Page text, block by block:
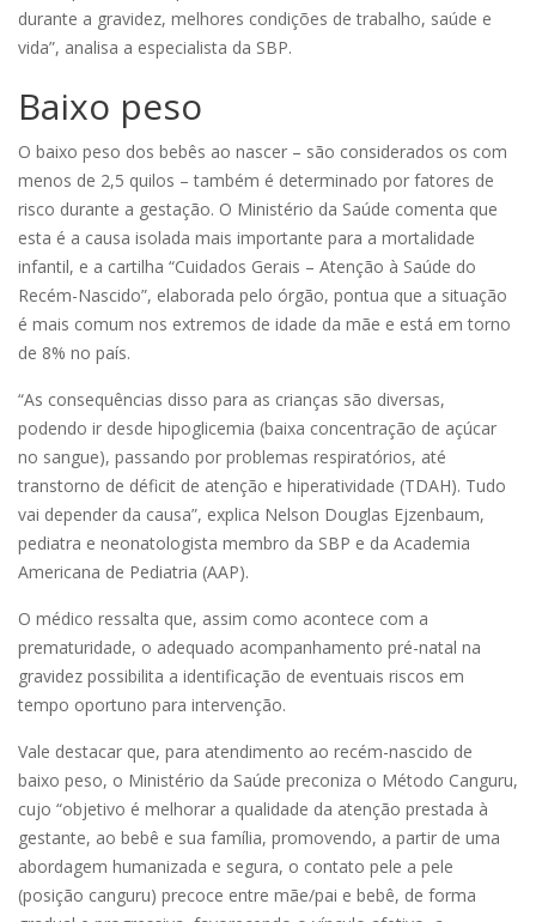
durante a gravidez, melhores condições de trabalho, saúde e
vida”, analisa a especialista da SBP.
Baixo peso
O baixo peso dos bebês ao nascer – são considerados os com
menos de 2,5 quilos – também é determinado por fatores de
risco durante a gestação. O Ministério da Saúde comenta que
esta é a causa isolada mais importante para a mortalidade
infantil, e a cartilha “Cuidados Gerais – Atenção à Saúde do
Recém-Nascido”, elaborada pelo órgão, pontua que a situação
é mais comum nos extremos de idade da mãe e está em torno
de 8% no país.
“As consequências disso para as crianças são diversas,
podendo ir desde hipoglicemia (baixa concentração de açúcar
no sangue), passando por problemas respiratórios, até
transtorno de déficit de atenção e hiperatividade (TDAH). Tudo
vai depender da causa”, explica Nelson Douglas Ejzenbaum,
pediatra e neonatologista membro da SBP e da Academia
Americana de Pediatria (AAP).
O médico ressalta que, assim como acontece com a
prematuridade, o adequado acompanhamento pré-natal na
gravidez possibilita a identificação de eventuais riscos em
tempo oportuno para intervenção.
Vale destacar que, para atendimento ao recém-nascido de
baixo peso, o Ministério da Saúde preconiza o Método Canguru,
cujo “objetivo é melhorar a qualidade da atenção prestada à
gestante, ao bebê e sua família, promovendo, a partir de uma
abordagem humanizada e segura, o contato pele a pele
(posição canguru) precoce entre mãe/pai e bebê, de forma